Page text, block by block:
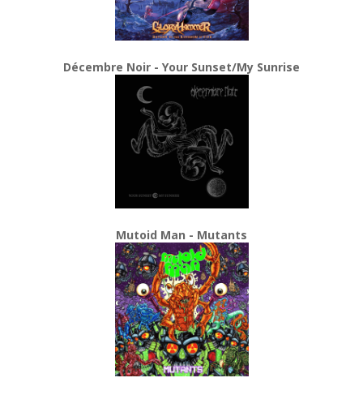
Décembre Noir - Your Sunset/My Sunrise
Mutoid Man - Mutants